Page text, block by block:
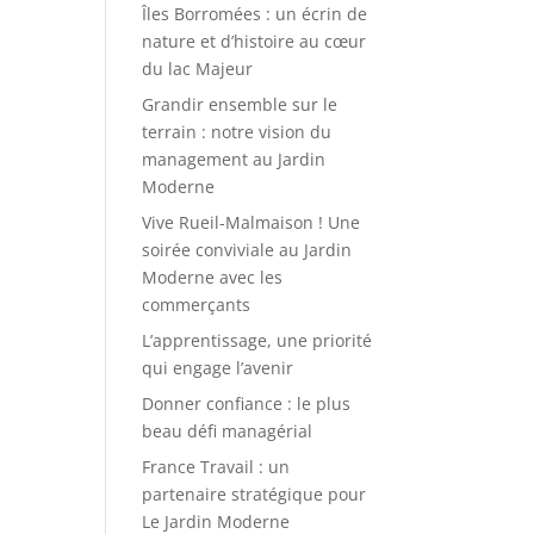
Îles Borromées : un écrin de
nature et d’histoire au cœur
du lac Majeur
Grandir ensemble sur le
terrain : notre vision du
management au Jardin
Moderne
Vive Rueil-Malmaison ! Une
soirée conviviale au Jardin
Moderne avec les
commerçants
L’apprentissage, une priorité
qui engage l’avenir
Donner confiance : le plus
beau défi managérial
France Travail : un
partenaire stratégique pour
Le Jardin Moderne